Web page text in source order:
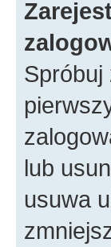
Spróbuj
lub
usuwa